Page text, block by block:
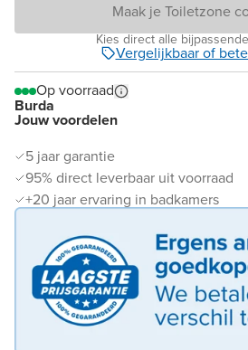
Burda
Jouw voordelen
5 jaar garantie
95% direct leverbaar uit voorraad
+20 jaar ervaring in badkamers
Maak je Toiletzone
Kies direct alle
Vergelijkbaar of
Op voorraad